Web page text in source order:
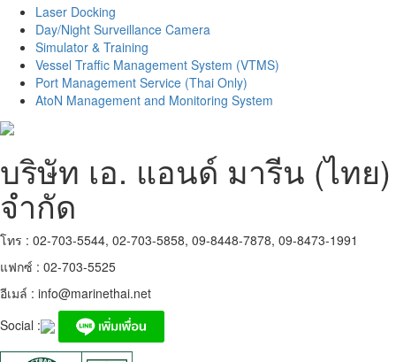
Laser Docking
Day/Night Surveillance Camera
Simulator & Training
Vessel Traffic Management System (VTMS)
Port Management Service (Thai Only)
AtoN Management and Monitoring System
บริษัท เอ. แอนด์ มารีน (ไทย)
จำกัด
โทร : 02-703-5544, 02-703-5858, 09-8448-7878, 09-8473-1991
แฟกซ์ : 02-703-5525
อีเมล์ : info@marinethai.net
Social :